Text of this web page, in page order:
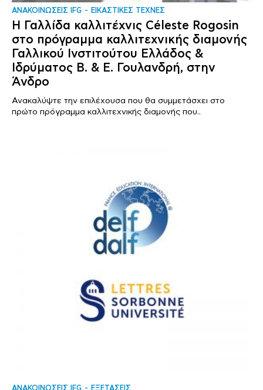
ΑΝΑΚΟΙΝΩΣΕΙΣ IFG ΕΙΚΑΣΤΙΚΕΣ ΤΕΧΝΕΣ
Η Γαλλίδα καλλιτέχνις Céleste Rogosin
στο πρόγραμμα καλλιτεχνικής διαμονής
Γαλλικού Ινστιτούτου Ελλάδος &
Ιδρύματος Β. & Ε. Γουλανδρή, στην
Άνδρο
Ανακαλύψτε την επιλέχουσα που θα συμμετάσχει στο
πρώτο πρόγραμμα καλλιτεχνικής διαμονής που..